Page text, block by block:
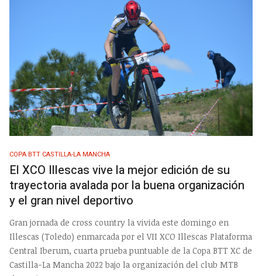
COPA BTT CASTILLA-LA MANCHA
El XCO Illescas vive la mejor edición de su
trayectoria avalada por la buena organización
y el gran nivel deportivo
Gran jornada de cross country la vivida este domingo en
Illescas (Toledo) enmarcada por el VII XCO Illescas Plataforma
Central Iberum, cuarta prueba puntuable de la Copa BTT XC de
Castilla-La Mancha 2022 bajo la organización del club MTB